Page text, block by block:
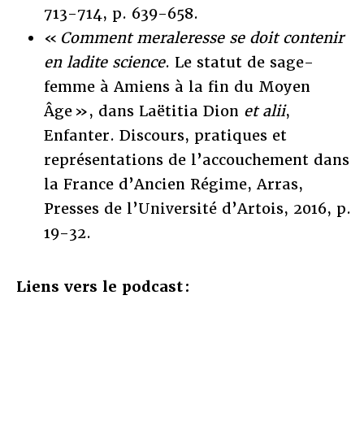
713-714, p. 639-658.
« Comment meraleresse se doit contenir
en ladite science. Le statut de sage-
femme à Amiens à la fin du Moyen
Âge », dans Laëtitia Dion et alii,
Enfanter. Discours, pratiques et
représentations de l’accouchement dans
la France d’Ancien Régime, Arras,
Presses de l’Université d’Artois, 2016, p.
19-32.
Liens vers le podcast :